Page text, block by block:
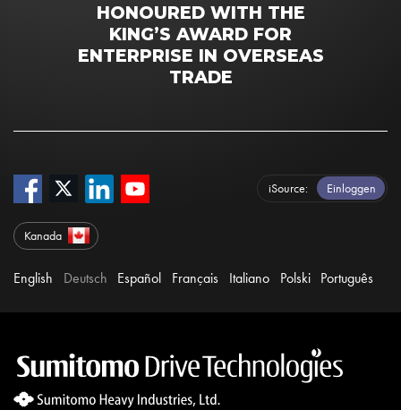
HONOURED WITH THE
KING’S AWARD FOR
ENTERPRISE IN OVERSEAS
TRADE
iSource Einloggen
Kanada
English Deutsch Español Français Italiano Polski Português